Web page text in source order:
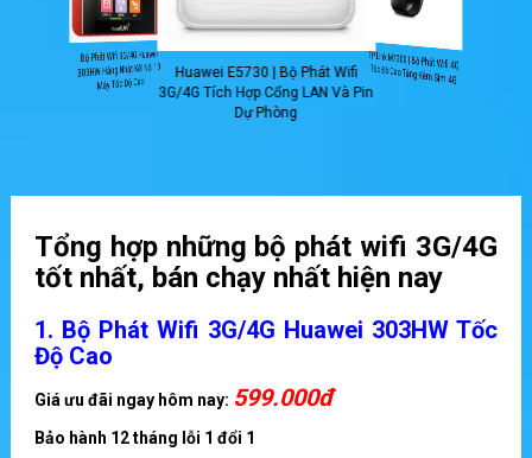
Bộ Phát Wifi 3G/4G Huawei
303HW Hàng Nhật Kết Nối 10
Máy Tốc Độ Cao
Huawei E5730 | Bộ Phát Wifi
3G/4G Tích Hợp Cổng LAN Và Pin
Dự Phòng
TP Link M7200 | Bộ Phát Wifi 4G
Tốc Độ Cao Tặng Kèm Sim 4G
Tổng hợp những bộ phát wifi 3G/4G
tốt nhất, bán chạy nhất hiện nay
1. Bộ Phát Wifi 3G/4G Huawei 303HW Tốc
Độ Cao
Giá ưu đãi ngay hôm nay: 599.000đ
Bảo hành 12 tháng lỗi 1 đổi 1